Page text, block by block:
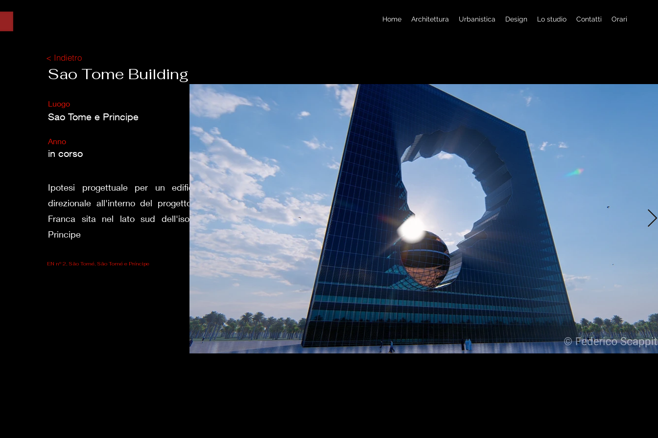
Home Architettura Urbanistica Design Lo studio Contatti Orari
< Indietro
Sao Tome Building
Luogo
Sao Tome e Principe
Anno
in corso
Ipotesi progettuale per un edificio a destinazione
direzionale all'interno del progetto della nuova Zona
Franca sita nel lato sud dell'isola di Sao Tome e
Principe
EN nº 2, São Tomé, São Tomé e Príncipe